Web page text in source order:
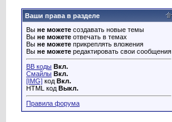
Ваши права в разделе
Вы не можете создавать новые темы
Вы не можете отвечать в темах
Вы не можете прикреплять вложения
Вы не можете редактировать свои сообщения
BB коды Вкл.
Смайлы Вкл.
[IMG] код Вкл.
HTML код Выкл.
Правила форума